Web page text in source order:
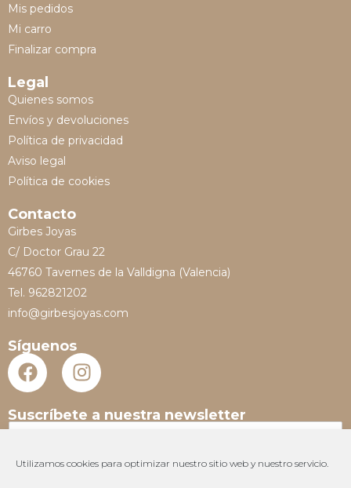
Utilizamos cookies para optimizar nuestro sitio web y nuestro servicio.
Mis pedidos
Mi carro
Finalizar compra
Legal
Quienes somos
Envíos y devoluciones
Política de privacidad
Aviso legal
Política de cookies
Contacto
Girbes Joyas
C/ Doctor Grau 22
46760 Tavernes de la Valldigna (Valencia)
Tel. 962821202
info@girbesjoyas.com
Síguenos
Suscríbete a nuestra newsletter
N
m